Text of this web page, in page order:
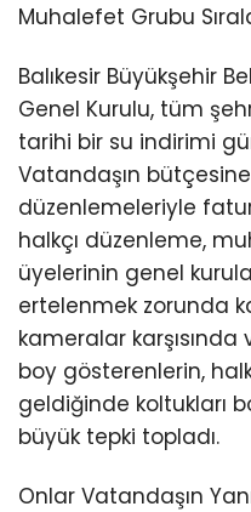
Muhalefet Grubu
Balıkesir Büyükşehir
Genel Kurulu, tüm
tarihi bir su indirimi
Vatandaşın
düzenlemeleriyle
halkçı düzenleme,
üyelerinin genel
ertelenmek zorunda
kameralar
boy gösterenlerin,
geldiğinde koltukları
büyük tepki topladı.
Onlar Vatandaşın